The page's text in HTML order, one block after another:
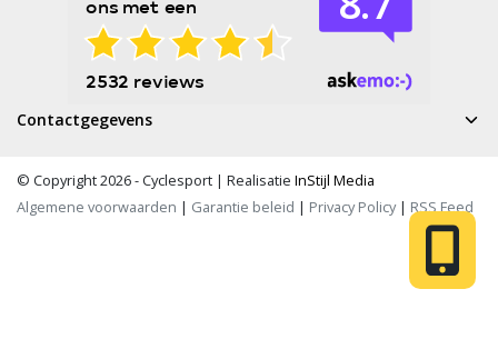
Contactgegevens
© Copyright 2026 - Cyclesport | Realisatie InStijl Media
Algemene voorwaarden | Garantie beleid | Privacy Policy| RSS Feed